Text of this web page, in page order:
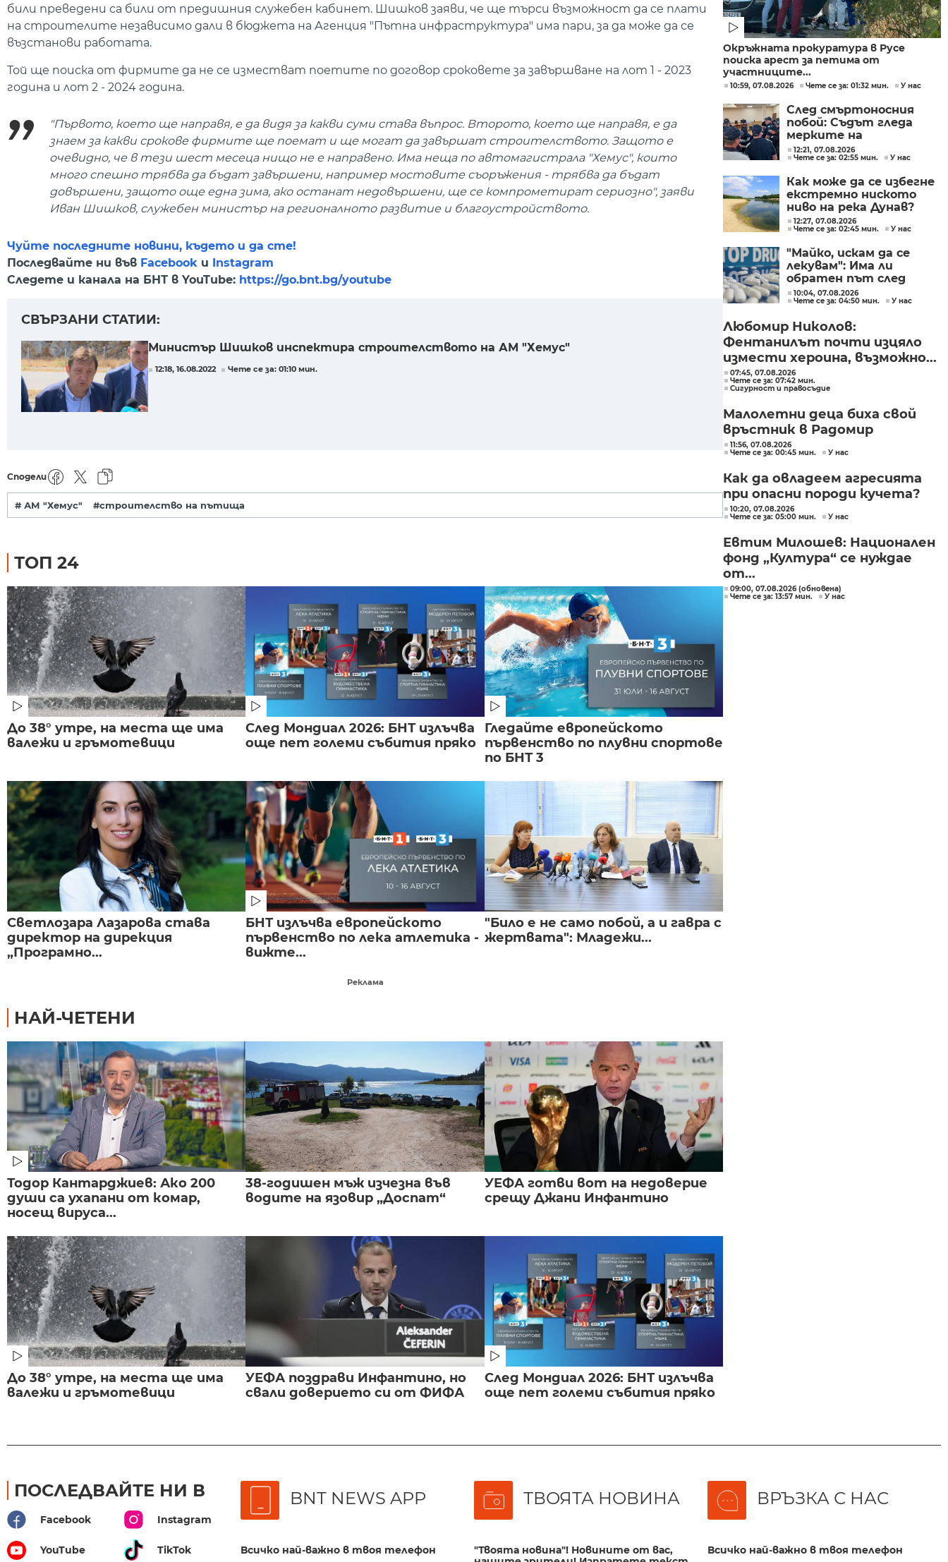
били преведени са били от предишния служебен кабинет. Шишков заяви, че ще търси възможност да се плати
на строителите независимо дали в бюджета на Агенция "Пътна инфраструктура" има пари, за да може да се
възстанови работата.
Той ще поиска от фирмите да не се изместват поетите по договор сроковете за завършване на лот 1 - 2023
година и лот 2 - 2024 година.
"Първото, което ще направя, е да видя за какви суми става въпрос. Второто, което ще направя, е да
знаем за какви срокове фирмите ще поемат и ще могат да завършат строителството. Защото е
очевидно, че в тези шест месеца нищо не е направено. Има неща по автомагистрала "Хемус", които
много спешно трябва да бъдат завършени, например мостовите съоръжения - трябва да бъдат
довършени, защото още една зима, ако останат недовършени, ще се компрометират сериозно", заяви
Иван Шишков, служебен министър на регионалното развитие и благоустройството.
Чуйте последните новини, където и да сте!
Последвайте ни във Facebook и Instagram
Следете и канала на БНТ в YouTube: https://go.bnt.bg/youtube
СВЪРЗАНИ СТАТИИ:
Министър Шишков инспектира строителството на АМ "Хемус"
12:18, 16.08.2022 Чете се за: 01:10 мин.
Сподели
# АМ "Хемус" #строителство на пътища
ТОП 24
До 38° утре, на места ще има
валежи и гръмотевици
След Мондиал 2026: БНТ излъчва
още пет големи събития пряко
Гледайте европейското
първенство по плувни спортове
по БНТ 3
Светлозара Лазарова става
директор на дирекция
„Програмно...
БНТ излъчва европейското
първенство по лека атлетика -
вижте...
"Било е не само побой, а и гавра с
жертвата": Младежи...
Реклама
НАЙ-ЧЕТЕНИ
Тодор Кантарджиев: Ако 200
души са ухапани от комар,
носещ вируса...
38-годишен мъж изчезна във
водите на язовир „Доспат“
УЕФА готви вот на недоверие
срещу Джани Инфантино
До 38° утре, на места ще има
валежи и гръмотевици
УЕФА поздрави Инфантино, но
свали доверието си от ФИФА
След Мондиал 2026: БНТ излъчва
още пет големи събития пряко
Окръжната прокуратура в Русе
поиска арест за петима от
участниците...
10:59, 07.08.2026 Чете се за: 01:32 мин. У нас
След смъртоносния
побой: Съдът гледа
мерките на
задържаните
тийнейджъри
12:21, 07.08.2026
Чете се за: 02:55 мин.
У нас
Как може да се избегне
екстремно ниското
ниво на река Дунав?
12:27, 07.08.2026
Чете се за: 02:45 мин.
У нас
"Майко, искам да се
лекувам": Има ли
обратен път след
фентанила
10:04, 07.08.2026
Чете се за: 04:50 мин.
У нас
Любомир Николов:
Фентанилът почти изцяло
измести хероина, възможно...
07:45, 07.08.2026
Чете се за: 07:42 мин.
Сигурност и правосъдие
Малолетни деца биха свой
връстник в Радомир
11:56, 07.08.2026
Чете се за: 00:45 мин.
У нас
Как да овладеем агресията
при опасни породи кучета?
10:20, 07.08.2026
Чете се за: 05:00 мин.
У нас
Евтим Милошев: Национален
фонд „Култура“ се нуждае
от...
09:00, 07.08.2026 (обновена)
Чете се за: 13:57 мин.
У нас
ПОСЛЕДВАЙТЕ НИ В
Facebook Instagram
YouTube TikTok
BNT NEWS APP
Всичко най-важно в твоя телефон
ТВОЯТА НОВИНА
"Твоята новина"! Новините от вас,
ВРЪЗКА С НАС
Всичко най-важно в твоя телефон